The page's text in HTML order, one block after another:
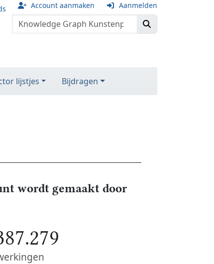
Account aanmaken Aanmelden
lijstjes Bijdragen
wordt gemaakt door